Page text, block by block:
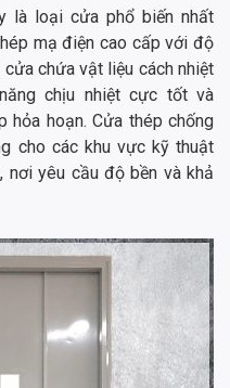
là loại cửa phổ biến nhất
mạ điện cao cấp với độ
chứa vật liệu cách nhiệt
chịu nhiệt cực tốt và
hỏa hoạn. Cửa thép chống
cho các khu vực kỹ thuật
nơi yêu cầu độ bền và khả